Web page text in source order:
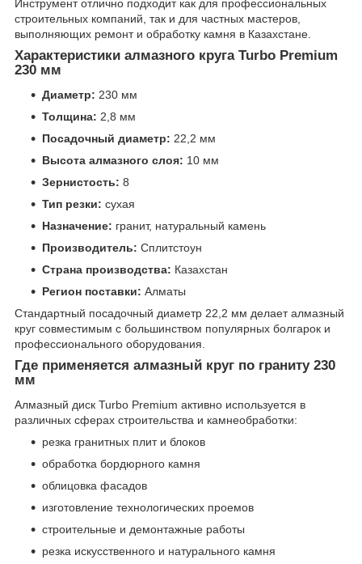
Инструмент отлично подходит как для профессиональных
строительных компаний, так и для частных мастеров,
выполняющих ремонт и обработку камня в Казахстане.
Характеристики алмазного круга Turbo Premium
230 мм
Диаметр: 230 мм
Толщина: 2,8 мм
Посадочный диаметр: 22,2 мм
Высота алмазного слоя: 10 мм
Зернистость: 8
Тип резки: сухая
Назначение: гранит, натуральный камень
Производитель: Сплитстоун
Страна производства: Казахстан
Регион поставки: Алматы
Стандартный посадочный диаметр 22,2 мм делает алмазный
круг совместимым с большинством популярных болгарок и
профессионального оборудования.
Где применяется алмазный круг по граниту 230
мм
Алмазный диск Turbo Premium активно используется в
различных сферах строительства и камнеобработки:
резка гранитных плит и блоков
обработка бордюрного камня
облицовка фасадов
изготовление технологических проемов
строительные и демонтажные работы
резка искусственного и натурального камня